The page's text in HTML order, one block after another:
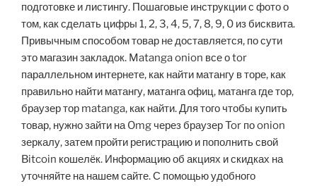
подготовке и листингу. Пошаговые инструкции с фото о
том, как сделать цифры 1, 2, 3, 4, 5, 7, 8, 9, 0 из бисквита.
Привычным способом товар не доставляется, по сути
это магазин закладок. Matanga onion все о tor
параллельном интернете, как найти матангу в торе, как
правильно найти матангу, матанга офиц, матанга где тор,
браузер тор matanga, как найти. Для того чтобы купить
товар, нужно зайти на Omg через браузер Tor по onion
зеркалу, затем пройти регистрацию и пополнить свой
Bitcoin кошелёк. Информацию об акциях и скидках на
уточняйте на нашем сайте. С помощью удобного